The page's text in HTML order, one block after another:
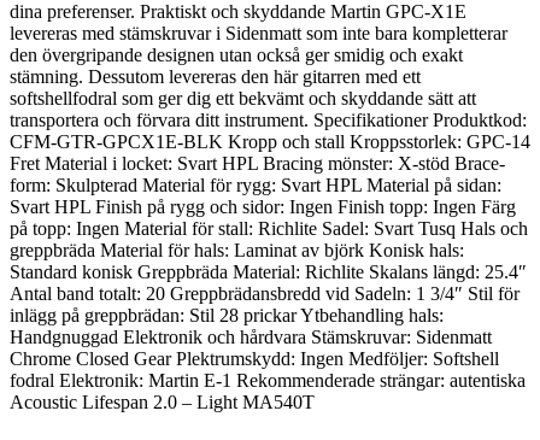
dina preferenser. Praktiskt och skyddande Martin GPC-X1E
levereras med stämskruvar i Sidenmatt som inte bara kompletterar
den övergripande designen utan också ger smidig och exakt
stämning. Dessutom levereras den här gitarren med ett
softshellfodral som ger dig ett bekvämt och skyddande sätt att
transportera och förvara ditt instrument. Specifikationer Produktkod:
CFM-GTR-GPCX1E-BLK Kropp och stall Kroppsstorlek: GPC-14
Fret Material i locket: Svart HPL Bracing mönster: X-stöd Brace-
form: Skulpterad Material för rygg: Svart HPL Material på sidan:
Svart HPL Finish på rygg och sidor: Ingen Finish topp: Ingen Färg
på topp: Ingen Material för stall: Richlite Sadel: Svart Tusq Hals och
greppbräda Material för hals: Laminat av björk Konisk hals:
Standard konisk Greppbräda Material: Richlite Skalans längd: 25.4″
Antal band totalt: 20 Greppbrädansbredd vid Sadeln: 1 3/4″ Stil för
inlägg på greppbrädan: Stil 28 prickar Ytbehandling hals:
Handgnuggad Elektronik och hårdvara Stämskruvar: Sidenmatt
Chrome Closed Gear Plektrumskydd: Ingen Medföljer: Softshell
fodral Elektronik: Martin E-1 Rekommenderade strängar: autentiska
Acoustic Lifespan 2.0 – Light MA540T